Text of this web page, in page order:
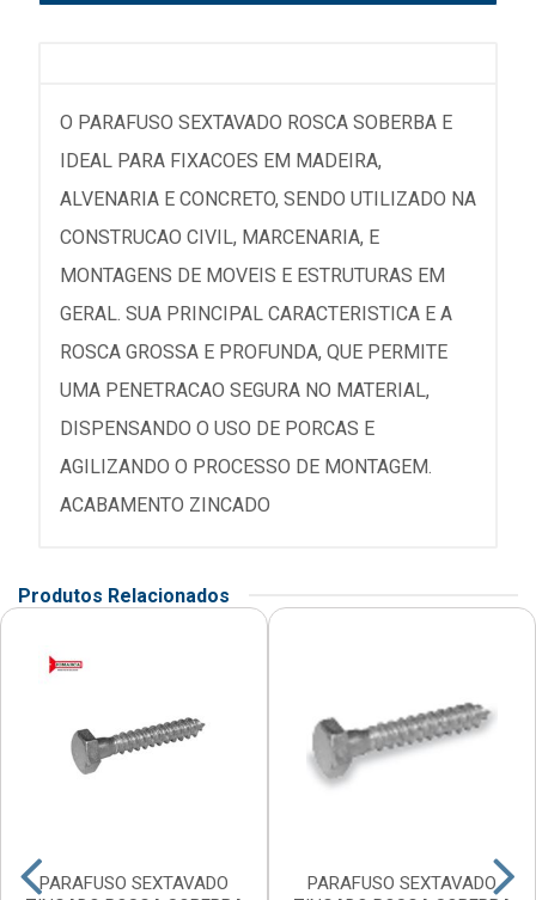
O PARAFUSO SEXTAVADO ROSCA SOBERBA E
IDEAL PARA FIXACOES EM MADEIRA,
ALVENARIA E CONCRETO, SENDO UTILIZADO NA
CONSTRUCAO CIVIL, MARCENARIA, E
MONTAGENS DE MOVEIS E ESTRUTURAS EM
GERAL. SUA PRINCIPAL CARACTERISTICA E A
ROSCA GROSSA E PROFUNDA, QUE PERMITE
UMA PENETRACAO SEGURA NO MATERIAL,
DISPENSANDO O USO DE PORCAS E
AGILIZANDO O PROCESSO DE MONTAGEM.
ACABAMENTO ZINCADO
Produtos Relacionados
PARAFUSO SEXTAVADO
PARAFUSO SEXTAVADO